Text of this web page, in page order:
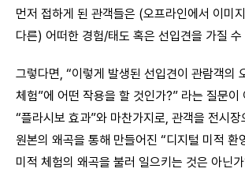
먼저 접하게 된 관객들은 (오프라인에서 이미
다른) 어떠한 경험/태도 혹은 선입견을 가질 수
그렇다면, “이렇게 발생된 선입견이 관람객의
체험”에 어떤 작용을 할 것인가?” 라는 질문이
“플라시보 효과”와 마찬가지로, 관객을 전시장
원본의 왜곡을 통해 만들어진 “디지털 미적 환
미적 체험의 왜곡을 불러 일으키는 것은 아닌